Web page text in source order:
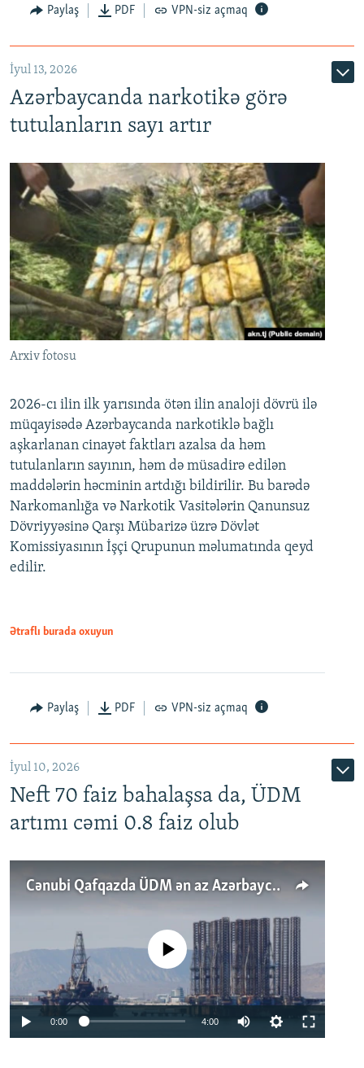
Paylaş PDF VPN-siz açmaq
İyul 13, 2026
Azərbaycanda narkotikə görə
tutulanların sayı artır
Arxiv fotosu
2026-cı ilin ilk yarısında ötən ilin analoji dövrü ilə
müqayisədə Azərbaycanda narkotiklə bağlı
aşkarlanan cinayət faktları azalsa da həm
tutulanların sayının, həm də müsadirə edilən
maddələrin həcminin artdığı bildirilir. Bu barədə
Narkomanlığa və Narkotik Vasitələrin Qanunsuz
Dövriyyəsinə Qarşı Mübarizə üzrə Dövlət
Komissiyasının İşçi Qrupunun məlumatında qeyd
edilir.
Ətraflı burada oxuyun
Paylaş PDF VPN-siz açmaq
İyul 10, 2026
Neft 70 faiz bahalaşsa da, ÜDM
artımı cəmi 0.8 faiz olub
Cənubi Qafqazda ÜDM ən az Azərbaycanda artır: Qonşuları niyə Bakını qabaqlaya bilir?
No media source currently available
0:00 4:00